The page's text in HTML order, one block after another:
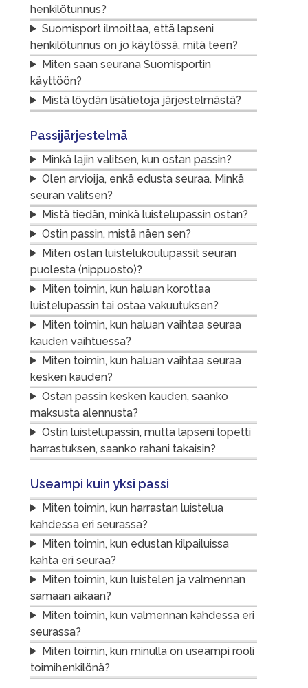
henkilötunnus?
Suomisport ilmoittaa, että lapseni
henkilötunnus on jo käytössä, mitä teen?
Miten saan seurana Suomisportin
käyttöön?
Mistä löydän lisätietoja järjestelmästä?
Passijärjestelmä
Minkä lajin valitsen, kun ostan passin?
Olen arvioija, enkä edusta seuraa. Minkä
seuran valitsen?
Mistä tiedän, minkä luistelupassin ostan?
Ostin passin, mistä näen sen?
Miten ostan luistelukoulupassit seuran
puolesta (nippuosto)?
Miten toimin, kun haluan korottaa
luistelupassin tai ostaa vakuutuksen?
Miten toimin, kun haluan vaihtaa seuraa
kauden vaihtuessa?
Miten toimin, kun haluan vaihtaa seuraa
kesken kauden?
Ostan passin kesken kauden, saanko
maksusta alennusta?
Ostin luistelupassin, mutta lapseni lopetti
harrastuksen, saanko rahani takaisin?
Useampi kuin yksi passi
Miten toimin, kun harrastan luistelua
kahdessa eri seurassa?
Miten toimin, kun edustan kilpailuissa
kahta eri seuraa?
Miten toimin, kun luistelen ja valmennan
samaan aikaan?
Miten toimin, kun valmennan kahdessa eri
seurassa?
Miten toimin, kun minulla on useampi rooli
toimihenkilönä?